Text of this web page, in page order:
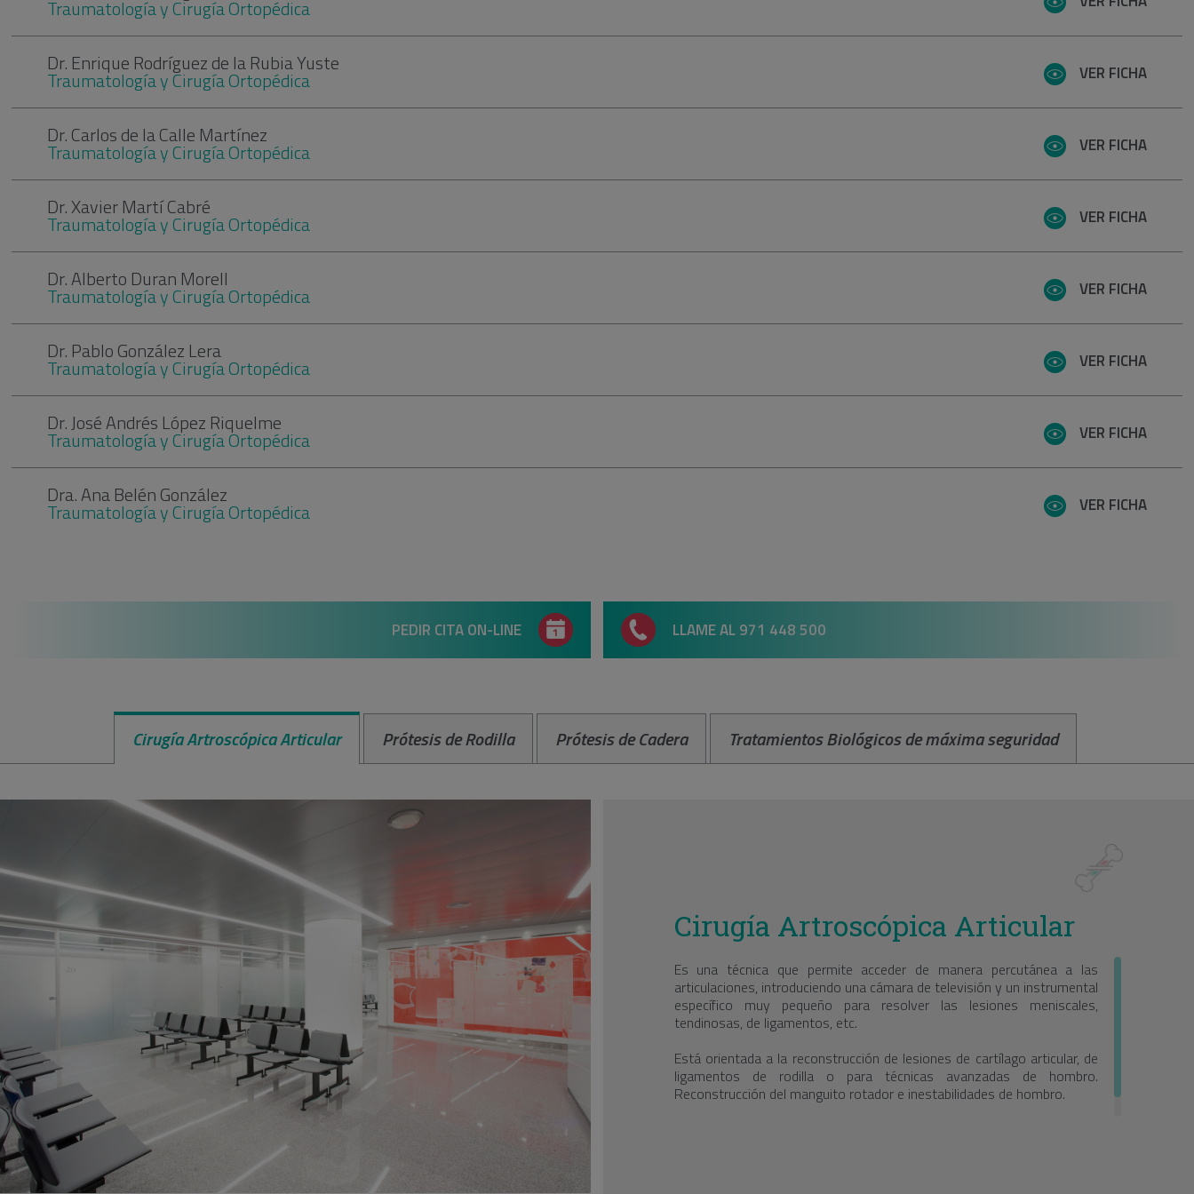
Traumatología y Cirugía Ortopédica
Dr. Enrique Rodríguez de la Rubia Yuste
Traumatología y Cirugía Ortopédica VER FICHA
Dr. Carlos de la Calle Martínez
Traumatología y Cirugía Ortopédica VER FICHA
Dr. Xavier Martí Cabré
Traumatología y Cirugía Ortopédica VER FICHA
Dr. Alberto Duran Morell
Traumatología y Cirugía Ortopédica VER FICHA
Dr. Pablo González Lera
Traumatología y Cirugía Ortopédica VER FICHA
Dr. José Andrés López Riquelme
Traumatología y Cirugía Ortopédica VER FICHA
Dra. Ana Belén González
Traumatología y Cirugía Ortopédica VER FICHA
PEDIR CITA ON-LINE LLAME AL 971 448 500
Cirugía Artroscópica Articular Prótesis de Rodilla Prótesis de Cadera Tratamientos Biológicos de máxima seguridad
Cirugía Artroscópica Articular
Es una técnica que permite acceder de manera percutánea a las
articulaciones, introduciendo una cámara de televisión y un instrumental
específico muy pequeño para resolver las lesiones meniscales,
tendinosas, de ligamentos, etc.
Está orientada a la reconstrucción de lesiones de cartílago articular, de
ligamentos de rodilla o para técnicas avanzadas de hombro.
Reconstrucción del manguito rotador e inestabilidades de hombro.